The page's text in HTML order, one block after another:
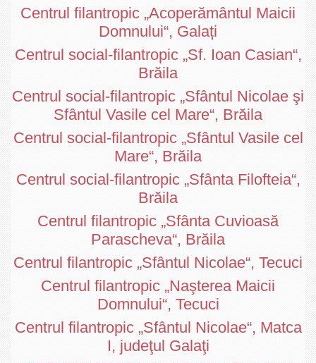
Centrul filantropic „Acoperământul Maicii
Domnului“, Galați
Centrul social-filantropic „Sf. Ioan Casian“,
Brăila
Centrul social-filantropic „Sfântul Nicolae şi
Sfântul Vasile cel Mare“, Brăila
Centrul social-filantropic „Sfântul Vasile cel
Mare“, Brăila
Centrul social-filantropic „Sfânta Filofteia“,
Brăila
Centrul filantropic „Sfânta Cuvioasă
Parascheva“, Brăila
Centrul filantropic „Sfântul Nicolae“, Tecuci
Centrul filantropic „Naşterea Maicii
Domnului“, Tecuci
Centrul filantropic „Sfântul Nicolae“, Matca
I, judeţul Galaţi